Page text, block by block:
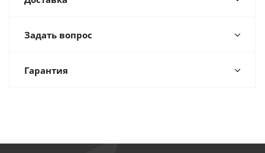
Задать вопрос
Гарантия